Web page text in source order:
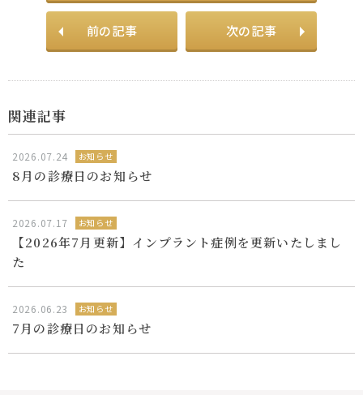
前の記事 次の記事
関連記事
2026.07.24 お知らせ
8月の診療日のお知らせ
2026.07.17 お知らせ
【2026年7月更新】インプラント症例を更新いたしまし
た
2026.06.23 お知らせ
7月の診療日のお知らせ